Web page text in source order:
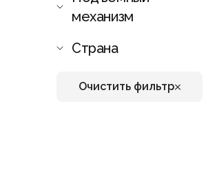
механизм
Страна
Очистить фильтр